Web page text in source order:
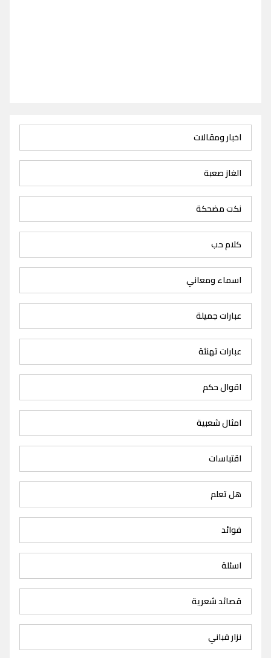
اخبار ومقالات
الغاز صعبة
نكت مضحكة
كلام حب
اسماء ومعاني
عبارات جميلة
عبارات تهنئة
اقوال حكم
امثال شعبية
اقتباسات
هل تعلم
فوائد
اسئلة
قصائد شعرية
نزار قباني